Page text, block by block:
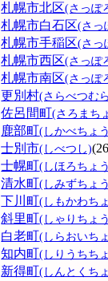
札幌市北区(さっぽ
札幌市白石区(さっ
札幌市手稲区(さっ
札幌市西区(さっぽ
札幌市南区(さっぽ
更別村(さらべつむ
佐呂間町(さろまち
鹿部町(しかべちょ
士別市(しべつし)
士幌町(しほろちょ
清水町(しみずちょ
下川町(しもかわち
斜里町(しゃりちょ
白老町(しらおいち
知内町(しりうちち
新得町(しんとくち